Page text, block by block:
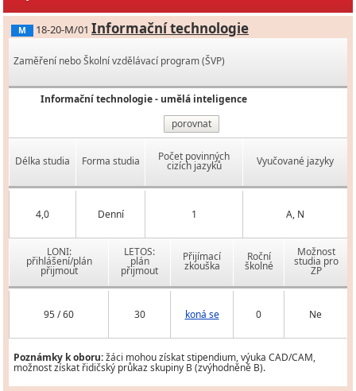
M 18-20-M/01 Informační technologie
Zaměření nebo Školní vzdělávací program (ŠVP)
Informační technologie - umělá inteligence
porovnat
Délka studia Forma studia Počet povinných
cizích jazyků Vyučované jazyky
4,0 Denní 1 A, N
LONI:
přihlášení/plán
přijmout
LETOS:
plán
přijmout
Přijímací
zkouška
Roční
školné
Možnost
studia pro
ZP
95 / 60 30 koná se 0 Ne
Poznámky k oboru:žáci mohou získat stipendium, výuka CAD/CAM,
možnost získat řidičský průkaz skupiny B (zvýhodněně B).